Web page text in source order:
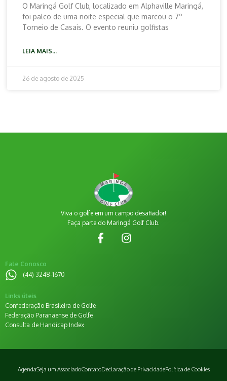
O Maringá Golf Club, localizado em Alphaville Maringá,
foi palco de uma noite especial que marcou o 7º
Torneio de Casais. O evento reuniu golfistas
LEIA MAIS...
26 de agosto de 2025
Viva o golfe em um campo desafiador!
Faça parte do Maringá Golf Club.
Fale Conosco
(44) 3248-1670
Links úteis
Confederação Brasileira de Golfe
Federação Paranaense de Golfe
Consulta de Handicap Index
AgendaSeja um AssociadoContatoDeclaração de PrivacidadePolítica de Cookies